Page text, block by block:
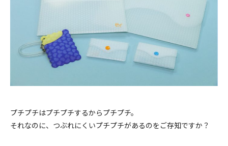
プチプチはプチプチするからプチプチ。
それなのに、つぶれにくいプチプチがあるのをご存知ですか？